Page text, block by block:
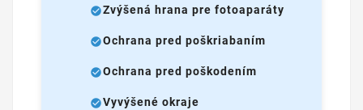
Zvýšená hrana pre fotoaparáty
Ochrana pred poškriabaním
Ochrana pred poškodením
Vyvýšené okraje